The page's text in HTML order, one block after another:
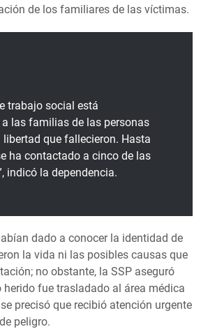
de los familiares de las víctimas.
trabajo social está
las familias de las personas
libertad que fallecieron. Hasta
ha contactado a cinco de las
indicó la dependencia.
dado a conocer la identidad de
la vida ni las posibles causas que
no obstante, la SSP aseguró
herido fue trasladado al área médica
precisó que recibió atención urgente
peligro.